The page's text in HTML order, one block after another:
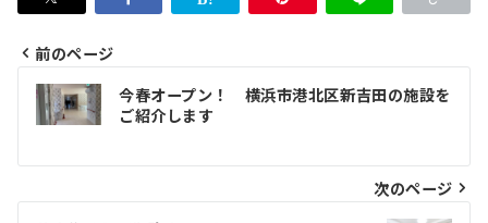
投
稿
ナ
ビ
前のページ
今春オープン！ 横浜市港北区新吉田の施設を
ご紹介します
次のページ